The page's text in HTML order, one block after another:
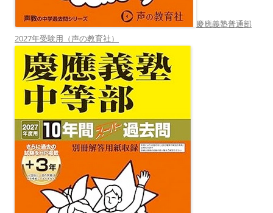
慶應義塾普通部
2027年受験用（声の教育社）